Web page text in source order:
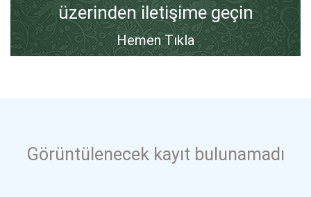
üzerinden iletişime geçin
Hemen Tıkla
Görüntülenecek kayıt bulunamadı